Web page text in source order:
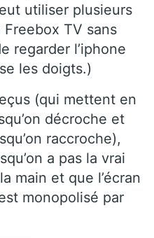
utiliser plusieurs
TV sans
regarder l’iphone
les doigts.)
(qui mettent en
décroche et
raccroche),
a pas la vrai
main et que l’écran
monopolisé par